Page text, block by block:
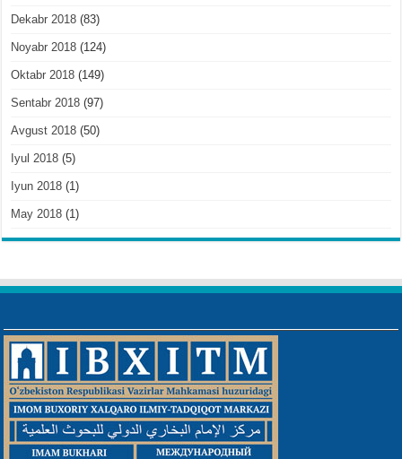
Dekabr 2018 (83)
Noyabr 2018 (124)
Oktabr 2018 (149)
Sentabr 2018 (97)
Avgust 2018 (50)
Iyul 2018 (5)
Iyun 2018 (1)
May 2018 (1)